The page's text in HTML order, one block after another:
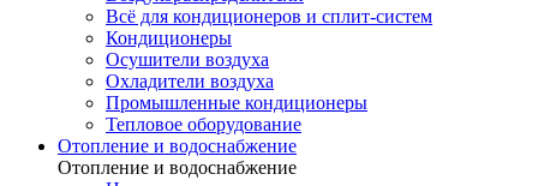
Всё для кондиционеров и сплит-систем
Кондиционеры
Осушители воздуха
Охладители воздуха
Промышленные кондиционеры
Тепловое оборудование
Отопление и водоснабжение
Отопление и водоснабжение